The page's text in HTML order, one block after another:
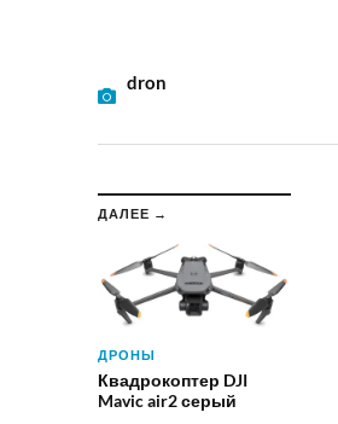
dron
ДАЛЕЕ →
ДРОНЫ
Квадрокоптер DJI
Mavic air2 серый